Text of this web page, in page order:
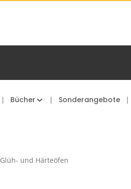
Bücher Sonderangebote
Glüh- und Härteöfen